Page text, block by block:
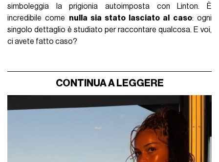
simboleggia la prigionia autoimposta con Linton. È
incredibile come nulla sia stato lasciato al caso: ogni
singolo dettaglio è studiato per raccontare qualcosa. E voi,
ci avete fatto caso?
CONTINUA A LEGGERE